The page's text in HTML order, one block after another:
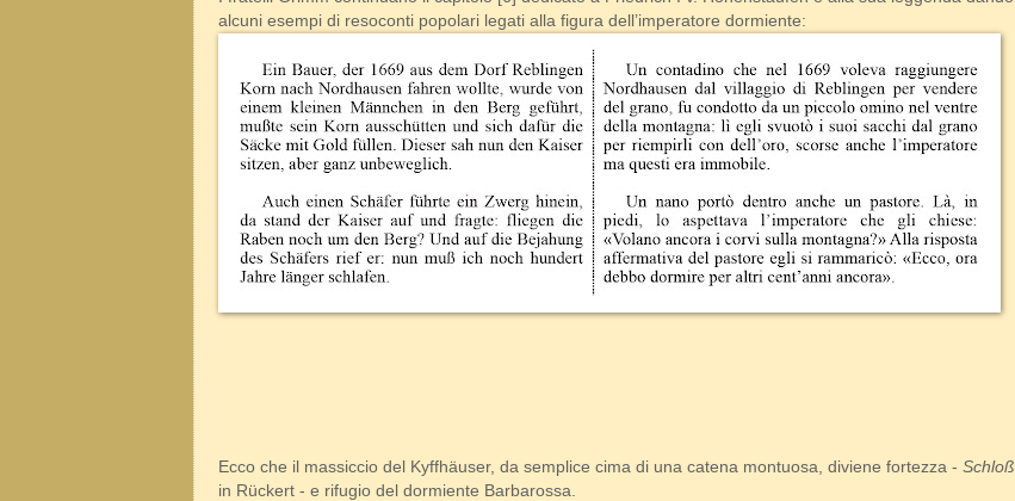
alcuni esempi di resoconti popolari legati alla figura dell’imperatore dormiente:
Ecco che il massiccio del Kyffhäuser, da semplice cima di una catena montuosa, diviene fortezza - Schloß
in Rückert - e rifugio del dormiente Barbarossa.